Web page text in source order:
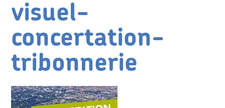
visuel-
concertation-
tribonnerie